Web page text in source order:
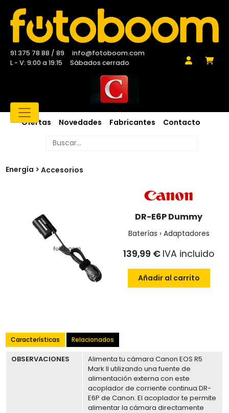
91 375 78 88 / 89
info@fotoboom.com
L - V: 9:00 a 19:15
Sábados cerrado
Ofertas Novedades Fabricantes Contacto
Energía Accesorios
DR-E6P Dummy
Baterías › Adaptadores
139,99 € IVA incluido
Añadir al carrito
Características Relacionados
OBSERVACIONES
Alimenta tu cámara Canon EOS R5
Mark II utilizando una fuente de
alimentación externa con este
acoplador de corriente continua DR-
E6P de Canon. El acoplador te permite
alimentar la cámara directamente